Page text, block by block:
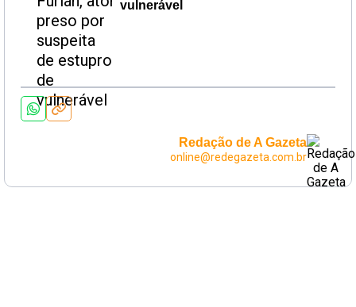
vulnerável
Redação de A Gazeta
online@redegazeta.com.br